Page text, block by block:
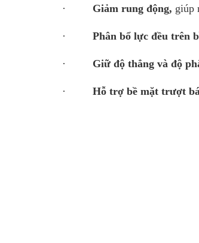
· Giảm rung động, giúp
· Phân bổ lực đều trên
· Giữ độ thẳng và độ
· Hỗ trợ bề mặt trượt